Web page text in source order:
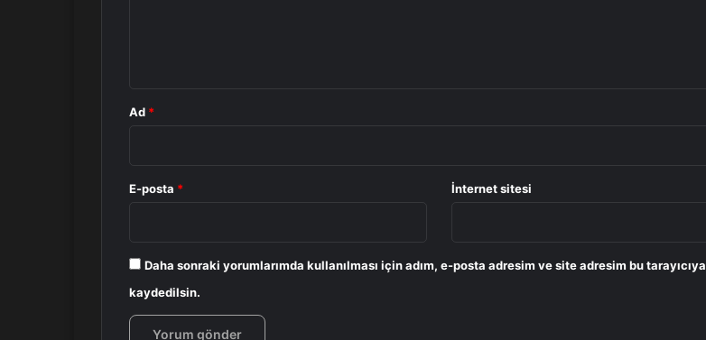
Ad *
E-posta * İnternet sitesi
Daha sonraki yorumlarımda kullanılması için adım, e-posta adresim ve site adresim bu tarayıcıya
kaydedilsin.